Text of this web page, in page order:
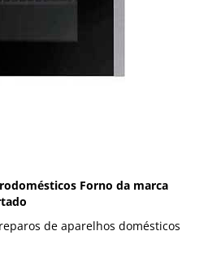
Forno da marca
de aparelhos domésticos